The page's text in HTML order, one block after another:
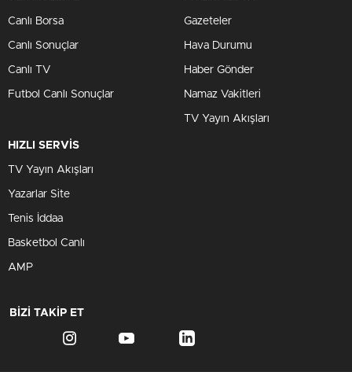
Canlı Borsa
Canlı Sonuçlar
Canlı TV
Futbol Canlı Sonuçlar
Gazeteler
Hava Durumu
Haber Gönder
Namaz Vakitleri
TV Yayın Akışları
HIZLI SERVİS
TV Yayın Akışları
Yazarlar Site
Tenis İddaa
Basketbol Canlı
AMP
BİZİ TAKİP ET